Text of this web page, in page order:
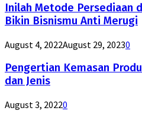
Inilah Metode Persediaan
Bikin Bisnismu Anti Merugi
August 4, 2022August 29, 20230
Pengertian Kemasan
dan Jenis
August 3, 20220